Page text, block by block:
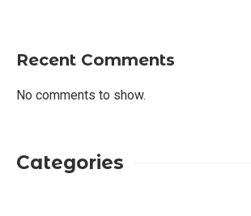
Recent Comments
No comments to show.
Categories